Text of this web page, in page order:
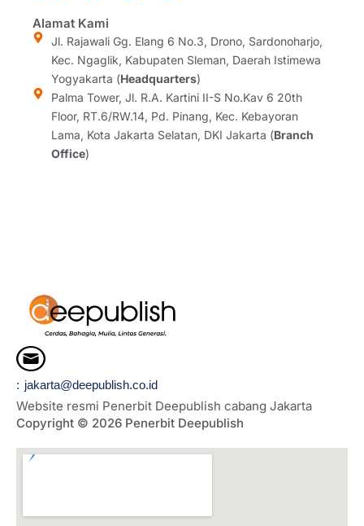
t
a
g
r
a
m
e
b
o
o
k
e
d
i
n
a
d
s
Alamat Kami
Jl. Rajawali Gg. Elang 6 No.3, Drono, Sardonoharjo,
Kec. Ngaglik, Kabupaten Sleman, Daerah Istimewa
Yogyakarta (Headquarters)
Palma Tower, Jl. R.A. Kartini II-S No.Kav 6 20th
Floor, RT.6/RW.14, Pd. Pinang, Kec. Kebayoran
Lama, Kota Jakarta Selatan, DKI Jakarta (Branch
Office)
: jakarta@deepublish.co.id
Website resmi Penerbit Deepublish cabang Jakarta
Copyright © 2026 Penerbit Deepublish